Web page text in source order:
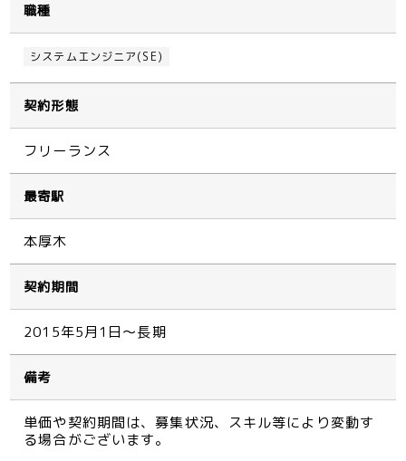
職種
システムエンジニア(SE)
契約形態
フリーランス
最寄駅
本厚木
契約期間
2015年5月1日～長期
備考
単価や契約期間は、募集状況、スキル等により変動す
る場合がございます。